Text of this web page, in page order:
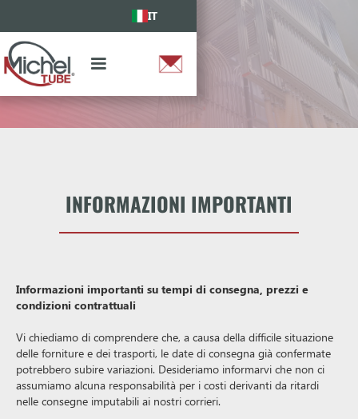
IT
INFORMAZIONI IMPORTANTI
Informazioni importanti su tempi di consegna, prezzi e
condizioni contrattuali
Vi chiediamo di comprendere che, a causa della difficile situazione
delle forniture e dei trasporti, le date di consegna già confermate
potrebbero subire variazioni. Desideriamo informarvi che non ci
assumiamo alcuna responsabilità per i costi derivanti da ritardi
nelle consegne imputabili ai nostri corrieri.